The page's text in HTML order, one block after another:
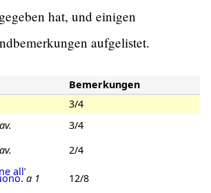
hat, und einigen
aufgelistet.
Bemerkungen
3/4
3/4
2/4
all’
. a 1
12/8